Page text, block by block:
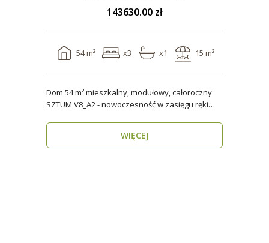
143630.00 zł
54 m² x3 x1 15 m²
Dom 54 m² mieszkalny, modułowy, całoroczny
SZTUM V8_A2 - nowoczesność w zasięgu ręki
WIĘCEJ